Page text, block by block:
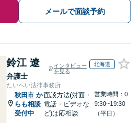
メールで面談予約
鈴江 遼
弁護士
インタビュー
を見る
北海道
たいへい法律事務所
秋田市 か
らも相談
受付中
面談方法(対面・
電話・ビデオな
ど)は応相談
営業時間：0
9:30~19:30
（平日）